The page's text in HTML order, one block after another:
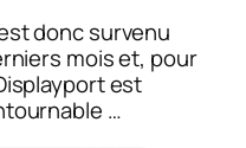
donc survenu
mois et, pour
est
…